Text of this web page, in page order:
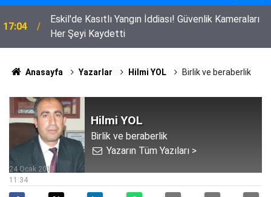
17:04
Eskil'de Kasıtlı Yangın İddiası! Güvenlik Kameraları
Her Şeyi Kaydetti
Anasayfa Yazarlar Hilmi YOL Birlik ve beraberlik
Hilmi YOL
Birlik ve beraberlik
Yazarın Tüm Yazıları >
11:34
24 Ocak 2013